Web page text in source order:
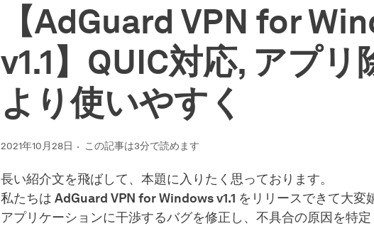
【AdGuard VPN for
v1.1】QUIC対応, アプリ
より使いやすく
2021年10月28日 この記事は3分で読めます
長い紹介文を飛ばして、本題に入りたく思っております。
私たちは AdGuard VPN for Windows v1.1 をリリースできて大変
アプリケーションに干渉するバグを修正し、不具合の原因を特定